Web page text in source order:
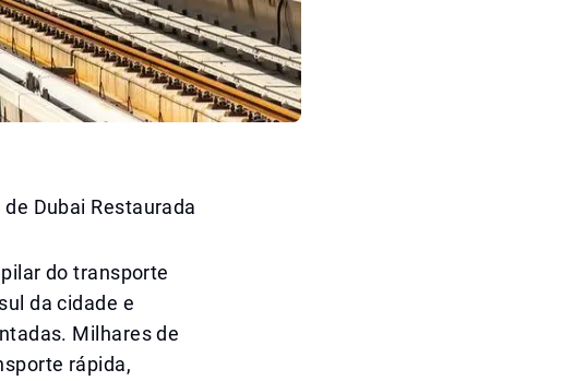
Dubai Restaurada
do transporte
da cidade e
Milhares de
rápida,